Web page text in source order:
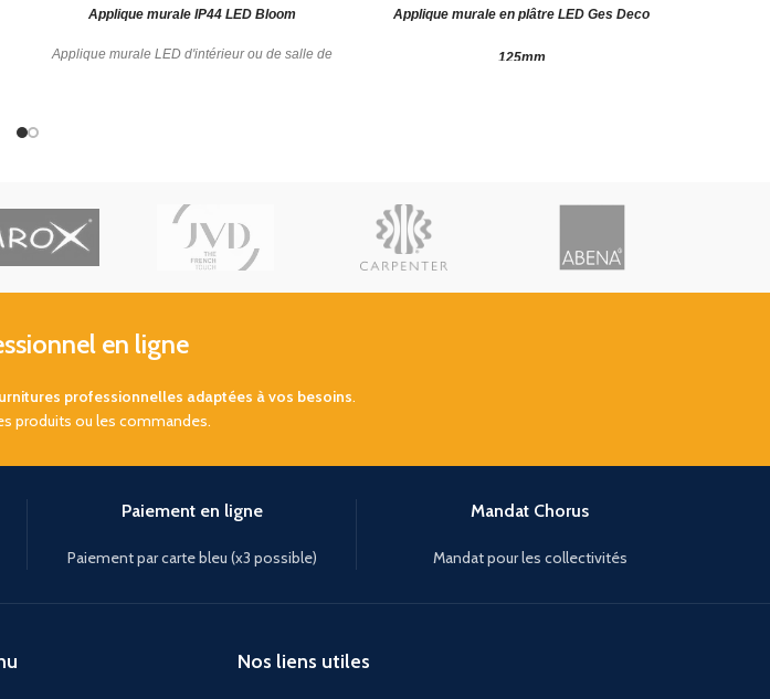
Applique murale IP44 LED Bloom
Applique murale LED d'intérieur ou de salle de
Applique murale en plâtre LED Ges Deco
125mm
en ligne
professionnelles adaptées à vos besoins.
produits ou les commandes.
Paiement en ligne
Paiement par carte bleu (x3 possible)
Mandat Chorus
Mandat pour les collectivités
Nos liens utiles